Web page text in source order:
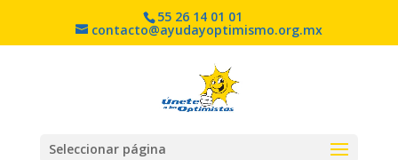
55 26 14 01 01
contacto@ayudayoptimismo.org.mx
Seleccionar página